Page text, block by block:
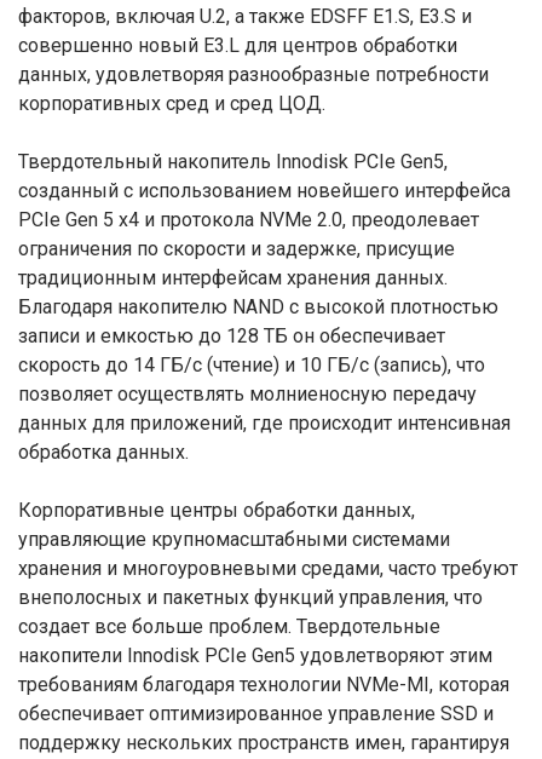
факторов, включая U.2, а также EDSFF E1.S, E3.S и
совершенно новый E3.L для центров обработки
данных, удовлетворяя разнообразные потребности
корпоративных сред и сред ЦОД.
Твердотельный накопитель Innodisk PCIe Gen5,
созданный с использованием новейшего интерфейса
PCIe Gen 5 x4 и протокола NVMe 2.0, преодолевает
ограничения по скорости и задержке, присущие
традиционным интерфейсам хранения данных.
Благодаря накопителю NAND с высокой плотностью
записи и емкостью до 128 ТБ он обеспечивает
скорость до 14 ГБ/с (чтение) и 10 ГБ/с (запись), что
позволяет осуществлять молниеносную передачу
данных для приложений, где происходит интенсивная
обработка данных.
Корпоративные центры обработки данных,
управляющие крупномасштабными системами
хранения и многоуровневыми средами, часто требуют
внеполосных и пакетных функций управления, что
создает все больше проблем. Твердотельные
накопители Innodisk PCIe Gen5 удовлетворяют этим
требованиям благодаря технологии NVMe-MI, которая
обеспечивает оптимизированное управление SSD и
поддержку нескольких пространств имен, гарантируя